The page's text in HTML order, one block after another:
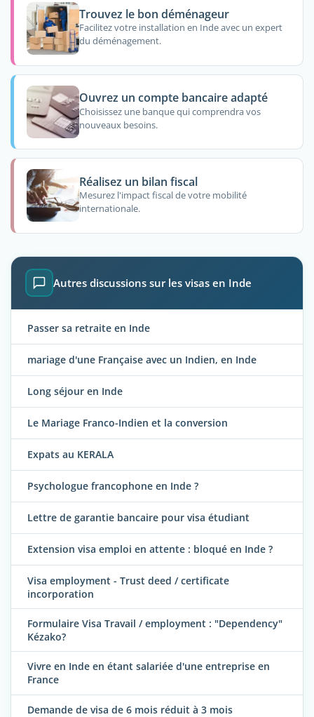
Trouvez le bon déménageur
Facilitez votre installation en Inde avec un expert
du déménagement.
Ouvrez un compte bancaire adapté
Choisissez une banque qui comprendra vos
nouveaux besoins.
Réalisez un bilan fiscal
Mesurez l'impact fiscal de votre mobilité
internationale.
Autres discussions sur les visas en Inde
Passer sa retraite en Inde
mariage d'une Française avec un Indien, en Inde
Long séjour en Inde
Le Mariage Franco-Indien et la conversion
Expats au KERALA
Psychologue francophone en Inde ?
Lettre de garantie bancaire pour visa étudiant
Extension visa emploi en attente : bloqué en Inde ?
Visa employment - Trust deed / certificate
incorporation
Formulaire Visa Travail / employment : "Dependency"
Kézako?
Vivre en Inde en étant salariée d'une entreprise en
France
Demande de visa de 6 mois réduit à 3 mois